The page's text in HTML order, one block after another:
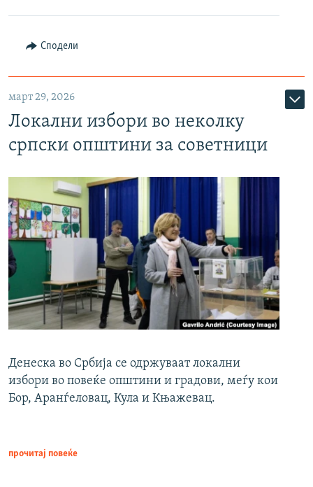
Сподели
март 29, 2026
Локални избори во неколку
српски општини за советници
Денеска во Србија се одржуваат локални
избори во повеќе општини и градови, меѓу кои
Бор, Аранѓеловац, Кула и Књажевац.
прочитај повеќе